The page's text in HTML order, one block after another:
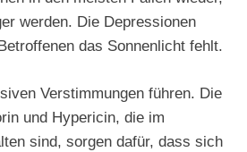
werden. Die Depressionen
das Sonnenlicht fehlt.
Verstimmungen führen. Die
und Hypericin, die im
sind, sorgen dafür, dass sich